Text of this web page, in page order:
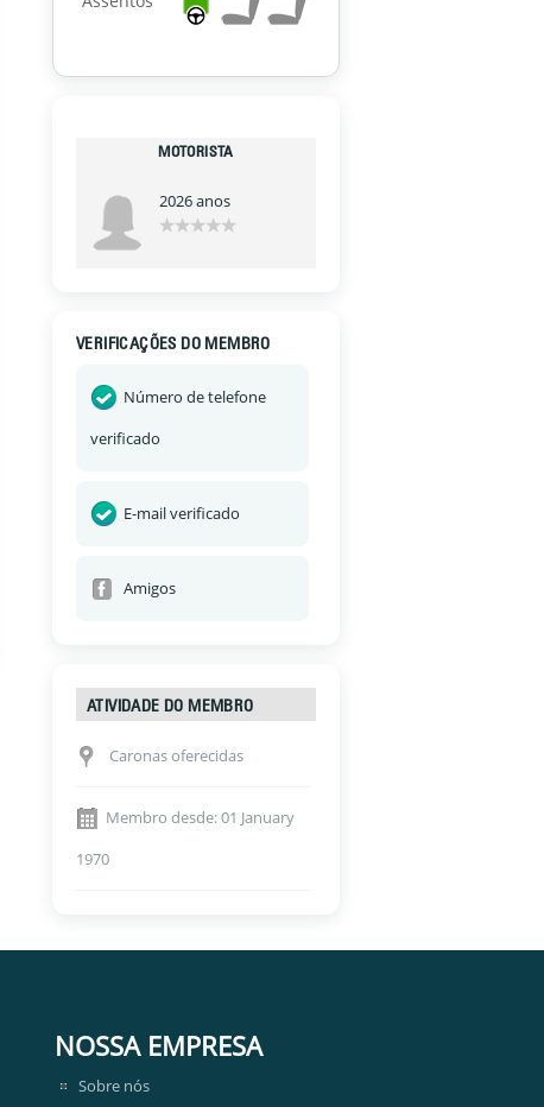
MOTORISTA
2026 anos
VERIFICAÇÕES DO MEMBRO
Número de telefone
verificado
E-mail verificado
Amigos
ATIVIDADE DO MEMBRO
Caronas oferecidas
Membro desde: 01 January
1970
NOSSA EMPRESA
Sobre nós